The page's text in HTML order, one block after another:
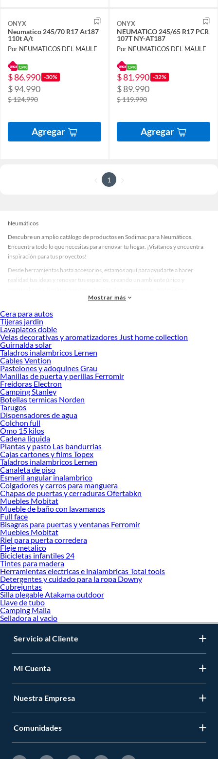
ONYX
Neumatico 245/70 R17 At187
110t A/t
Por NEUMATICOS DEL MAULE
$ 86.990 -30%
$ 94.990
$ 124.990
Agregar
ONYX
NEUMATICO 245/65 R17 PCR
107T NY-AT187
Por NEUMATICOS DEL MAULE
$ 81.990 -32%
$ 89.990
$ 119.990
Agregar
1
Neumáticos
Descubre un amplio catálogo de productos en Sodimac para Neumáticos.
Encuentra todo lo que necesitas para renovar tu hogar. ¡Visítanos y encuentra
inspiración para tus proyectos!
Desde herramientas hasta accesorios, estamos aquí para ayudarte a hacer
realidad tus ideas y renovar tus espacios, creando un ambiente único y
accesorios de calidad que te ayudarán a crear un espacio más tú.
Desde remodelaciones hasta proyectos de decoración, estamos aquí para hacer
tus ideas realidad. ¡Visítanos y encuentra todo lo que tenemos para ofrecerte en
Neumáticos!
Explora la variedad de productos de Neumáticos en Sodimac
Herramientas, materiales y accesorios de calidad para tus proyectos y
renovación de espacios. ¡Visítanos y descubre todo lo que tenemos para
ofrecerte!
Encuentra una amplia variedad de productos de Neumáticos en Sodimac.
Encuentra todo lo necesario para tus proyectos de renovación y decoración.
¡Visítanos y haz tus ideas realidad!
Mostrar más
Cera para autos
Tijeras jardin
Lavaplatos doble
Velas decorativas y aromatizadores Just home collection
Guirnalda solar
Taladros inalambricos Lernen
Cables Vention
Pastelones y adoquines Grau
Manillas de puerta y perillas Ferromir
Freidoras Electron
Camping Stanley
Botellas termicas Norden
Tarugos
Dispensadores de agua
Colchon full
Omo 15 kilos
Cadena liquida
Plantas y pasto Las bandurrias
Cajas cartones y films Topex
Taladros inalambricos Lernen
Canaleta de piso
Esmeril angular inalambrico
Colgadores y carros para manguera
Chapas de puertas y cerraduras Ofertabkn
Muebles Mobitat
Mueble de baño con lavamanos
Full face
Bisagras para puertas y ventanas Ferromir
Muebles Mobitat
Riel para puerta corredera
Fleje metalico
Bicicletas infantiles 24
Tintes para madera
Herramientas electricas e inalambricas Total tools
Detergentes y cuidado para la ropa Downy
Cubrejuntas
Silla plegable Atakama outdoor
Llave de tubo
Camping Malla
Selladora al vacio
Servicio al Cliente
Mi Cuenta
Nuestra Empresa
Comunidades